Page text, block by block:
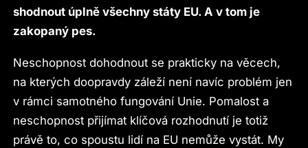
shodnout úplně všechny státy EU. A v tom je
zakopaný pes.
Neschopnost dohodnout se prakticky na věcech,
na kterých doopravdy záleží není navíc problém jen
v rámci samotného fungování Unie. Pomalost a
neschopnost přijímat klíčová rozhodnutí je totiž
právě to, co spoustu lidí na EU nemůže vystát. My